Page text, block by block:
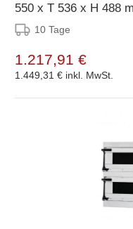
550 x T 536 x H 488
10 Tage
1.217,91 €
1.449,31 € inkl. MwSt.